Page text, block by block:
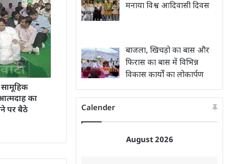
का
पर बैठे
मनाया विश्व आदिवासी दिवस
बाजला, खिचड़ो का बास और
फिरास का बास में विभिन्न
विकास कार्यों का लोकार्पण
Calender
August 2026